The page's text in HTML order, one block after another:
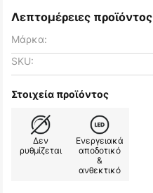
Λεπτομέρειες προϊόντος
Μάρκα:
SKU:
Στοιχεία προϊόντος
Δεν
ρυθμίζεται
Ενεργειακά
αποδοτικό
&
ανθεκτικό